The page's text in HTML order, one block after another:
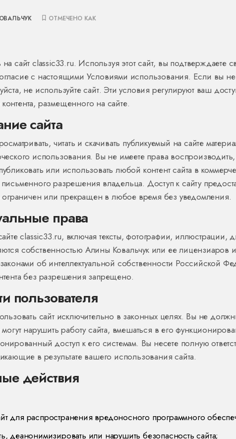
ОТМЕЧЕНО КАК
сайт classic33.ru. Используя этот сайт, вы подтверждаете
с настоящими Условиями использования. Если вы
не используйте сайт. Эти условия регулируют ваш
размещенного на сайте.
сайта
читать и скачивать публикуемый на сайте
использования. Вы не имеете права воспроизводить,
или использовать любой контент сайта в
разрешения владельца. Доступ к сайту
ограничен или прекращен в любое время без уведомления.
права
classic33.ru, включая тексты, фотографии, иллюстрации,
собственностью Алины Ковальчук или ее лицензиаров
об интеллектуальной собственности Российской
без разрешения запрещено.
пользователя
сайт исключительно в законных целях. Вы не
нарушить работу сайта, вмешаться в его
доступ к его системам. Вы несете полную
в результате вашего использования сайта.
действия
для распространения вредоносного программного
деанонимизировать или нарушить безопасность сайта;